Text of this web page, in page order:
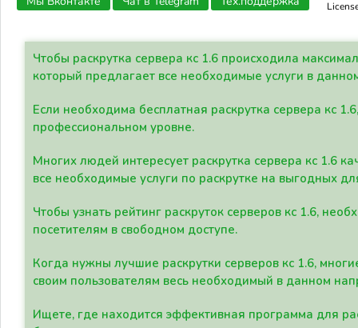
Чтобы раскрутка сервера кс 1.6 происходила
который предлагает все необходимые услуги в
Если необходима бесплатная раскрутка сервера кс
профессиональном уровне.
Многих людей интересует раскрутка сервера кс 1.6
все необходимые услуги по раскрутке на выгодных
Чтобы узнать рейтинг раскруток серверов кс 1.6,
посетителям в свободном доступе.
Когда нужны лучшие раскрутки серверов кс 1.6,
своим пользователям весь необходимый в данном
Ищете, где находится эффективная программа для